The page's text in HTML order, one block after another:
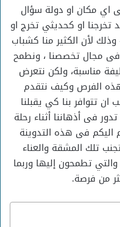
مكان او دولة سؤال
تخرجنا او كحديثي تخرج او
لأن الكثير منا كشباب
مجال تخصصنا ، ونطمح
مناسبة، ولكن نتعرض
الفرص وكيف نتقدم
تتوافر بنا كي يقبلنا
فى أذهاننا أثناء رحلة
فى هذه التدوينة
تلك المشقة والعناء
تطمحون إليها وربما
من فرصة.